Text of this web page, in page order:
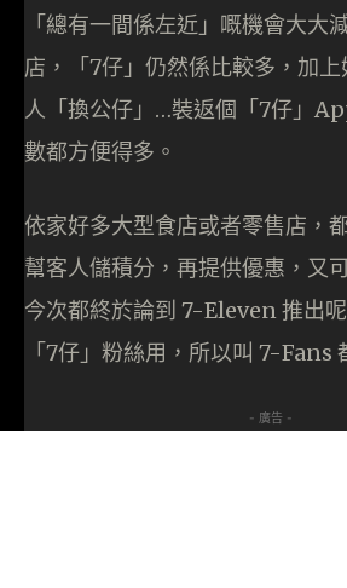
「總有一間係左近」嘅機會大大
店，「7仔」仍然係比較多，加
人「換公仔」…裝返個「7仔」
數都方便得多。
依家好多大型食店或者零售店，
幫客人儲積分，再提供優惠，又
今次都終於論到 7-Eleven 推出
「7仔」粉絲用，所以叫 7-Fans
- 廣告 -